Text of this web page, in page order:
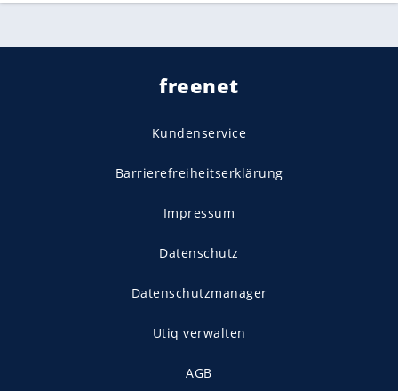
freenet
Kundenservice
Barrierefreiheitserklärung
Impressum
Datenschutz
Datenschutzmanager
Utiq verwalten
AGB